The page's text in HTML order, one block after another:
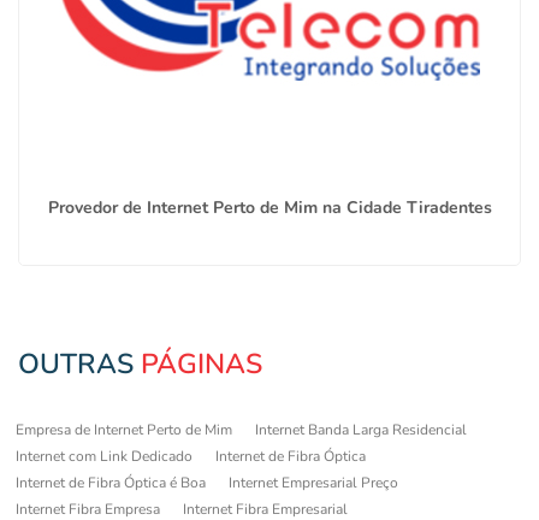
Provedor de Internet Perto de Mim na Cidade Tiradentes
OUTRAS PÁGINAS
Empresa de Internet Perto de Mim
Internet Banda Larga Residencial
Internet com Link Dedicado
Internet de Fibra Óptica
Internet de Fibra Óptica é Boa
Internet Empresarial Preço
Internet Fibra Empresa
Internet Fibra Empresarial